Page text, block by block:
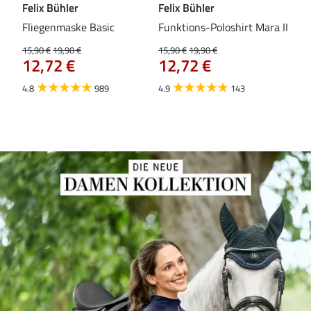
Felix Bühler
Fliegenmaske Basic
15,90 €19,90 €
12,72 €
4.8 989
Felix Bühler
Funktions-Poloshirt Mara II
15,90 €19,90 €
12,72 €
4.9 143